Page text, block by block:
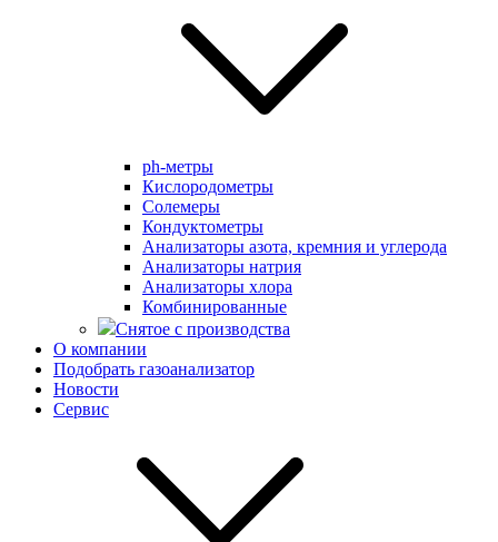
ph-метры
Кислородометры
Солемеры
Кондуктометры
Анализаторы азота, кремния и углерода
Анализаторы натрия
Анализаторы хлора
Комбинированные
Снятое с производства
О компании
Подобрать газоанализатор
Новости
Сервис